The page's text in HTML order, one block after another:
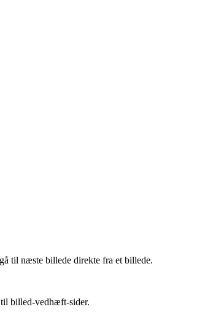
til næste billede direkte fra et billede.
billed-vedhæft-sider.